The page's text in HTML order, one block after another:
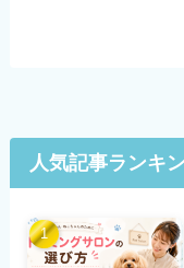
人気記事ランキ